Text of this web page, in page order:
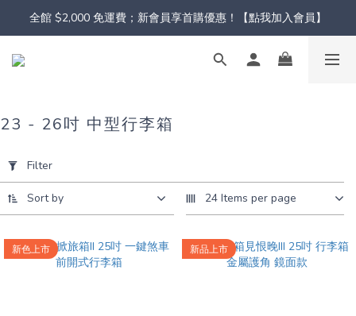
全館 $2,000 免運費；新會員享首購優惠！【點我加入會員】
Filter
(0/20)
Pink
23 - 26吋 中型行李箱
Filter
Sort by 24 Items per page
新色上市 新品上市